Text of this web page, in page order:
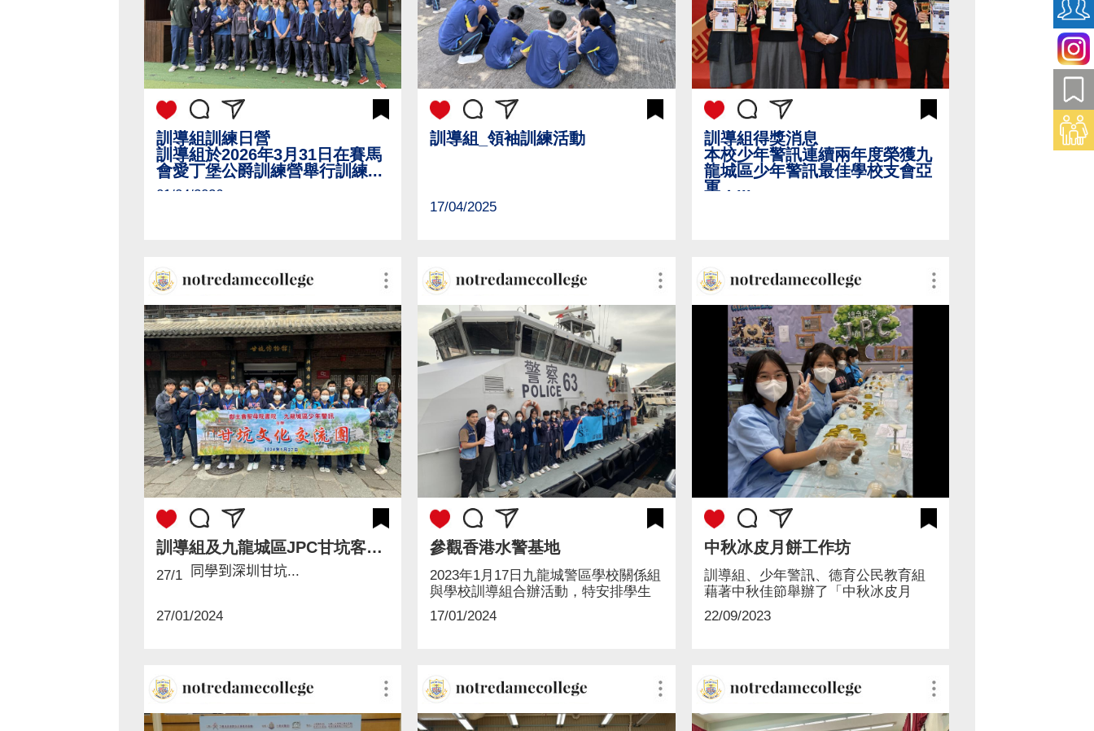
訓導組訓練日營
訓導組於2026年3月31日在賽馬
會愛丁堡公爵訓練營舉行訓練...
01/04/2026
訓導組_領袖訓練活動
17/04/2025
訓導組得獎消息
本校少年警訊連續兩年度榮獲九
龍城區少年警訊最佳學校支會亞
軍， ...
訓導組及九龍城區JPC甘坑客家小鎮考察
27/1 同學到深圳甘坑...
27/01/2024
參觀香港水警基地
2023年1月17日九龍城警區學校關係組
與學校訓導組合辦活動，特安排學生
參...
17/01/2024
中秋冰皮月餅工作坊
訓導組、少年警訊、德育公民教育組
藉著中秋佳節舉辦了「 中秋冰皮月
餅...
22/09/2023